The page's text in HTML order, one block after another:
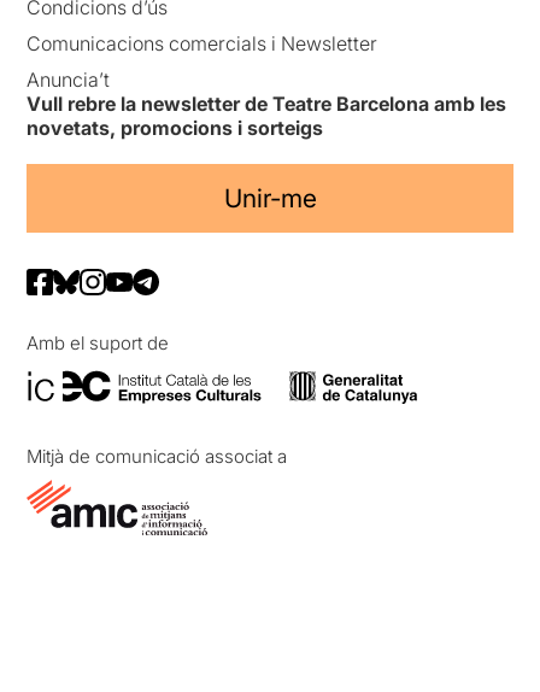
Condicions d’ús
Comunicacions comercials i Newsletter
Anuncia’t
Vull rebre la newsletter de Teatre Barcelona amb les
novetats, promocions i sorteigs
Unir-me
Amb el suport de
Mitjà de comunicació associat a